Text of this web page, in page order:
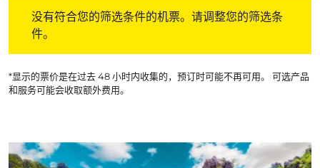
没有符合您的筛选条件的机票。请调整您的筛选条
件。
*显示的票价是在过去 48 小时内收集的，预订时可能不再可用。 可选产品
和服务可能会收取额外费用。